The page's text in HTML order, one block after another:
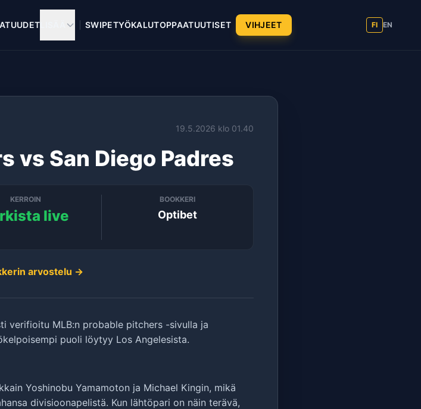
UUDET SWIPETYÖKALUTOPPAATUUTISET VIHJEET FI EN
19.5.2026 klo 01.40
vs San Diego Padres
KERROIN
live
BOOKKERI
Optibet
arvostelu →
verifioitu MLB:n probable pitchers -sivulla ja
puoli löytyy Los Angelesista.
Yoshinobu Yamamoton ja Michael Kingin, mikä
divisioonapelistä. Kun lähtöpari on näin terävä,